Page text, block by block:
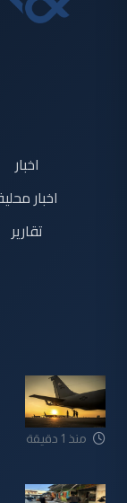
اخبار
اخبار
تقارير
منذ 1 دقيقة